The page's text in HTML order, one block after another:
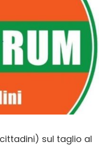
cittadini) sul taglio al